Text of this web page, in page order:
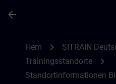
arrow_back
Hem chevron_right SITRAIN
Trainingsstandorte chevron_right
Standortinformationen